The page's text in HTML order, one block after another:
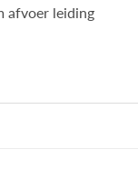
afvoer leiding